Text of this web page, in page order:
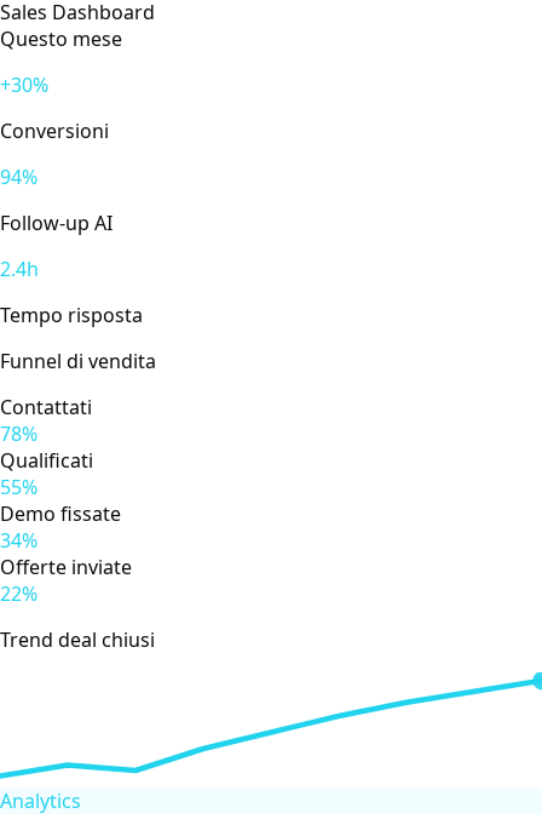
Sales Dashboard
Questo mese
+30%
Conversioni
94%
Follow-up AI
2.4h
Tempo risposta
Funnel di vendita
Contattati
78%
Qualificati
55%
Demo fissate
34%
Offerte inviate
22%
Trend deal chiusi
Analytics